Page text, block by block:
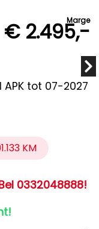
Marge
€ 2.495,-
APK tot 07-2027
KM
0332048888!